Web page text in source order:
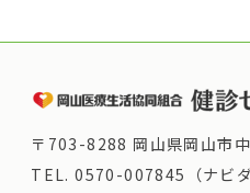
〒703-8288 岡山県岡山市
TEL.0570-007845（ナビダ